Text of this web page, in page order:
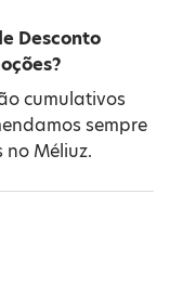
Desconto
cumulativos
sempre
no Méliuz.